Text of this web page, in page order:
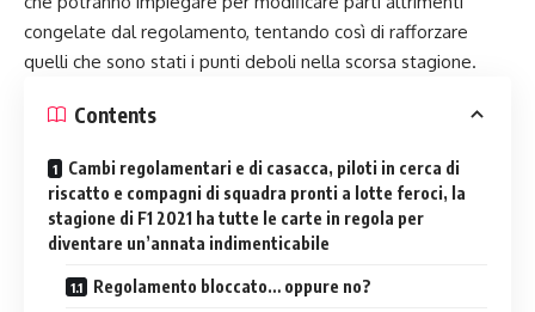
congelate dal regolamento, tentando così di rafforzare
quelli che sono stati i punti deboli nella scorsa stagione.
Contents
Cambi regolamentari e di casacca, piloti in cerca di
riscatto e compagni di squadra pronti a lotte feroci, la
stagione di F1 2021 ha tutte le carte in regola per
diventare un’annata indimenticabile
Regolamento bloccato… oppure no?